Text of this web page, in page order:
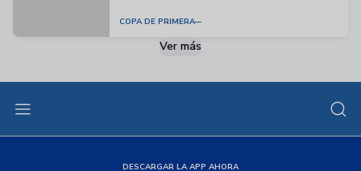
COPA DE PRIMERA
Ver más
DESCARGAR LA APP AHORA